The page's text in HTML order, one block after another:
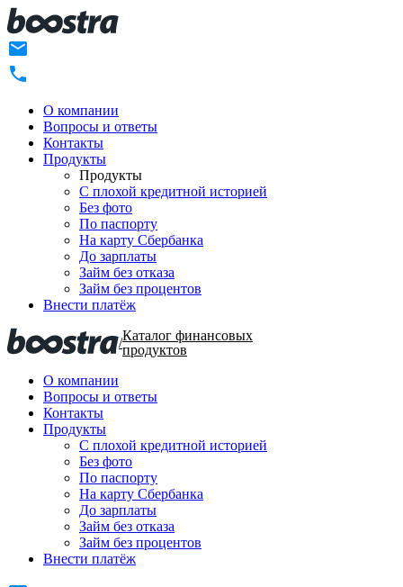
О компании
Вопросы и ответы
Контакты
Продукты
Продукты
C плохой кредитной историей
Без фото
По паспорту
На карту Сбербанка
До зарплаты
Займ без отказа
Займ без процентов
Внести платёж
/Каталог финансовых
продуктов
О компании
Вопросы и ответы
Контакты
Продукты
C плохой кредитной историей
Без фото
По паспорту
На карту Сбербанка
До зарплаты
Займ без отказа
Займ без процентов
Внести платёж